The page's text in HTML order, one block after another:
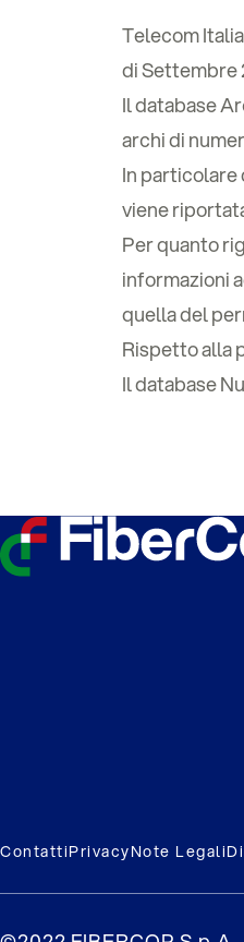
Telecom
di Settembre
Il database
archi di
In particolare
viene
Per quanto
informazioni
quella del
Rispetto alla
Il database
ContattiPrivacyNote Legali